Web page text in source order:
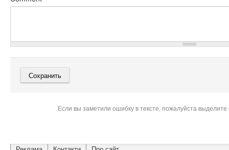
Если вы заметили ошибку в тексте, пожалуйста